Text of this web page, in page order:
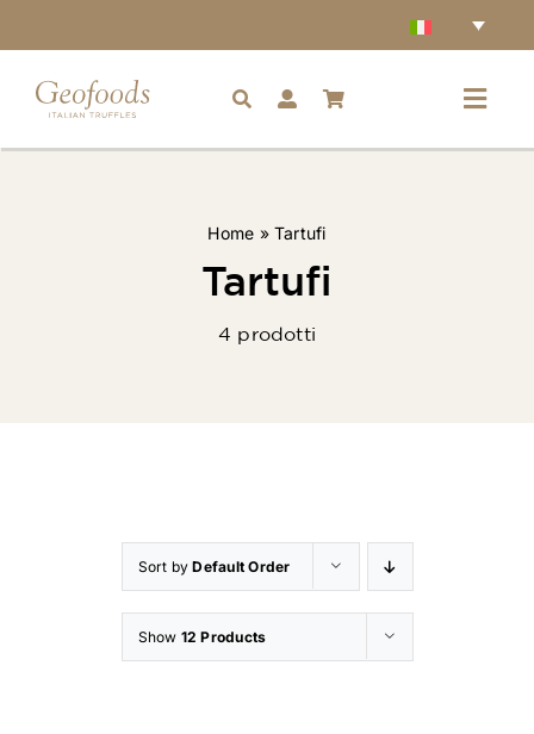
al
contenuto
Accessori
Tartufi
Appetizers
Shop
Home » Tartufi
Tartufi
4 prodotti
Sort byDefault Order
Show 12 Products